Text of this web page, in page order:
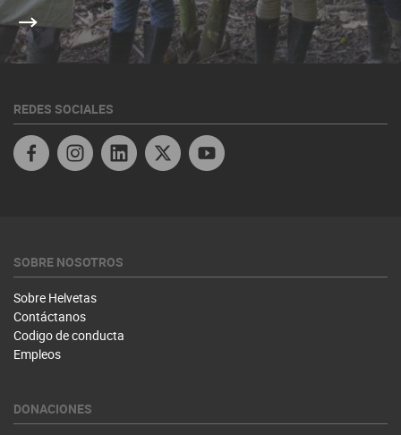
REDES SOCIALES
Linkedin Twitter Honduras
SOBRE NOSOTROS
Sobre Helvetas
Contáctanos
Codigo de conducta
Empleos
DONACIONES